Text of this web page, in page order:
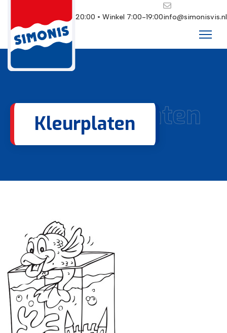
Restaurant 10:00-20:00 • Winkel 7:00-19:00info@simonisvis.nl
Kleurplaten
Viskleurplaten